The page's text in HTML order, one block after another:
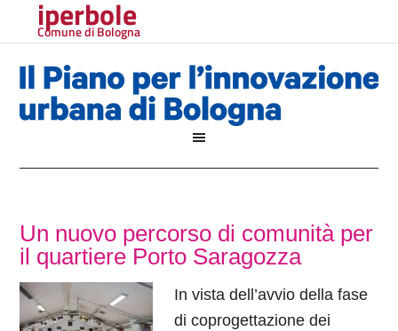
iperbole
Comune di Bologna
Un nuovo percorso di comunità per
il quartiere Porto Saragozza
In vista dell’avvio della fase
di coprogettazione dei